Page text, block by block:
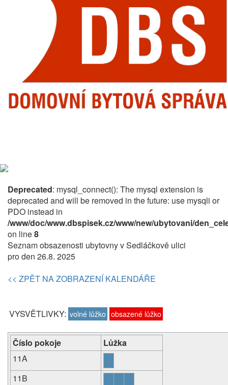
Deprecated: mysql_connect(): The mysql extension is
deprecated and will be removed in the future: use mysqli or
PDO instead in
/www/doc/www.dbspisek.cz/www/new/ubytovani/
on line8
Seznam obsazenosti ubytovny v Sedláčkově ulici
pro den 26.8. 2025
<< ZPĚT NA ZOBRAZENÍ KALENDÁŘE
VYSVĚTLIVKY: volné lůžko obsazené lůžko
Číslo pokoje
Lůžka
11A
11B